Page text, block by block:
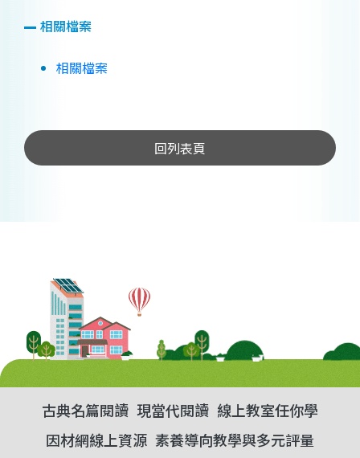
相關檔案
相關檔案
回列表頁
古典名篇閱讀 現當代閱讀 線上教室任你學
因材網線上資源 素養導向教學與多元評量